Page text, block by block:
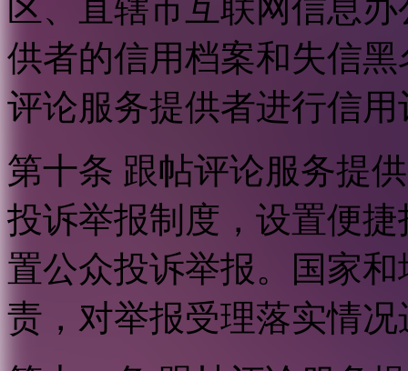
区、直辖市互联网信息
供者的信用档案和失信
评论服务提供者进行信用
第十条 跟帖评论服务提
投诉举报制度，设置便
置公众投诉举报。国家
责，对举报受理落实情